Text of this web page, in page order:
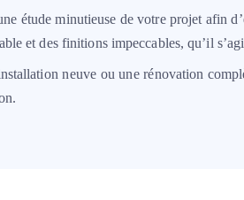
étude minutieuse de votre projet afin
et des finitions impeccables, qu’il
neuve ou une rénovation